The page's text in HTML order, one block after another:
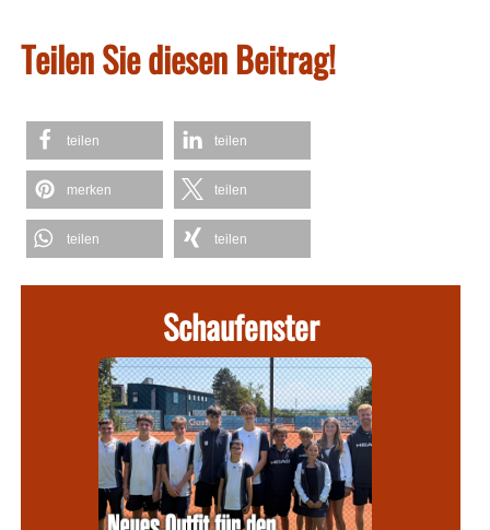
Teilen Sie diesen Beitrag!
teilen teilen
merken teilen
teilen teilen
Schaufenster